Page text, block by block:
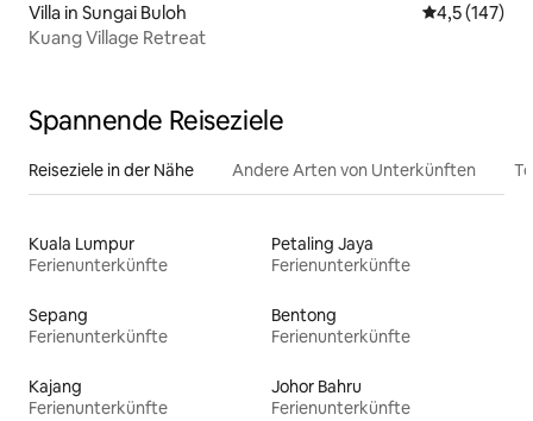
Villa in Sungai Buloh
4,5 (147)
Kuang Village Retreat
Spannende Reiseziele
Reiseziele in der Nähe Andere Arten von Unterkünften
Kuala Lumpur
Ferienunterkünfte
Petaling Jaya
Ferienunterkünfte
Sepang
Ferienunterkünfte
Bentong
Ferienunterkünfte
Kajang
Ferienunterkünfte
Johor Bahru
Ferienunterkünfte